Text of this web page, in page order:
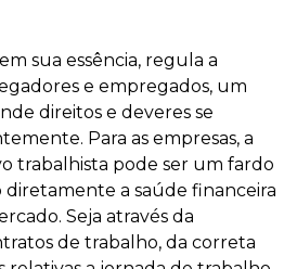
sua essência, regula a
e empregados, um
direitos e deveres se
Para as empresas, a
trabalhista pode ser um fardo
diretamente a saúde financeira
Seja através da
de trabalho, da correta